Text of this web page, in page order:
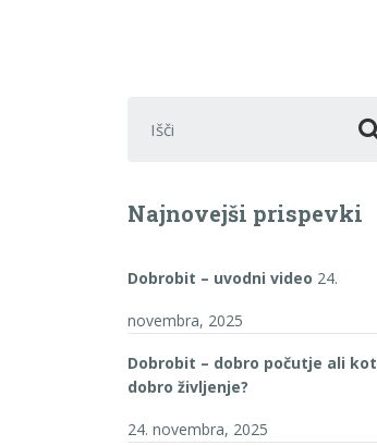
Najnovejši prispevki
Dobrobit – uvodni video 24.
novembra, 2025
Dobrobit – dobro počutje ali kot
dobro življenje?
24. novembra, 2025